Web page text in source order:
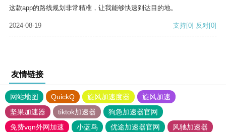
这款app的路线规划非常精准，让我能够快速到达目的地。
2024-08-19 支持[0] 反对[0]
友情链接
网站地图 QuickQ 旋风加速度器
旋风加速
坚果加速器
tiktok加速器
狗急加速器官网
免费vqn外网加速
小蓝鸟 优途加速器官网
风驰加速器